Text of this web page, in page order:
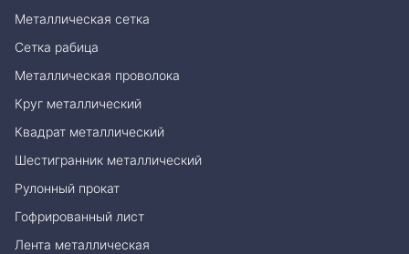
Металлическая сетка
Сетка рабица
Металлическая проволока
Круг металлический
Квадрат металлический
Шестигранник металлический
Рулонный прокат
Гофрированный лист
Лента металлическая